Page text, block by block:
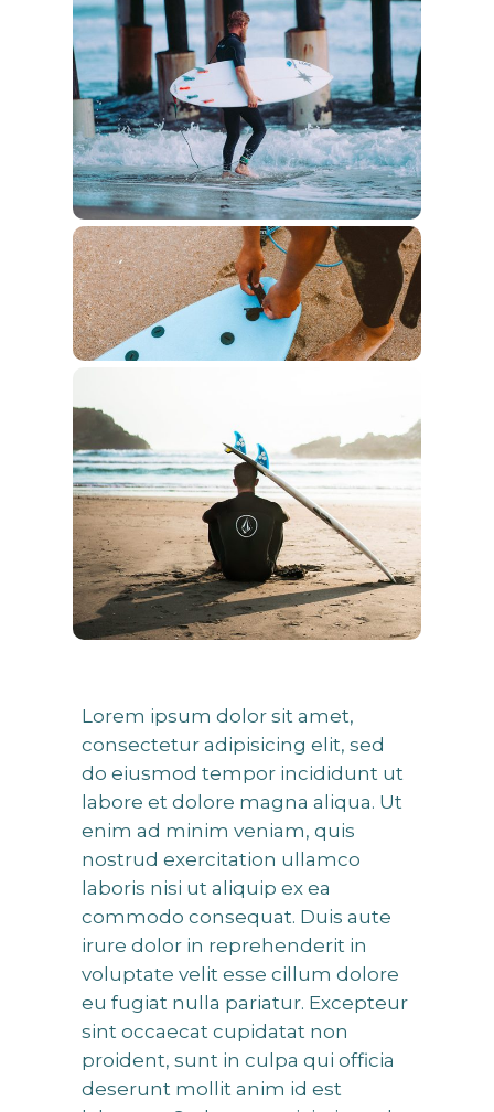
Lorem ipsum dolor sit amet,
consectetur adipisicing elit, sed
do eiusmod tempor incididunt ut
labore et dolore magna aliqua. Ut
enim ad minim veniam, quis
nostrud exercitation ullamco
laboris nisi ut aliquip ex ea
commodo consequat. Duis aute
irure dolor in reprehenderit in
voluptate velit esse cillum dolore
eu fugiat nulla pariatur. Excepteur
sint occaecat cupidatat non
proident, sunt in culpa qui officia
deserunt mollit anim id est